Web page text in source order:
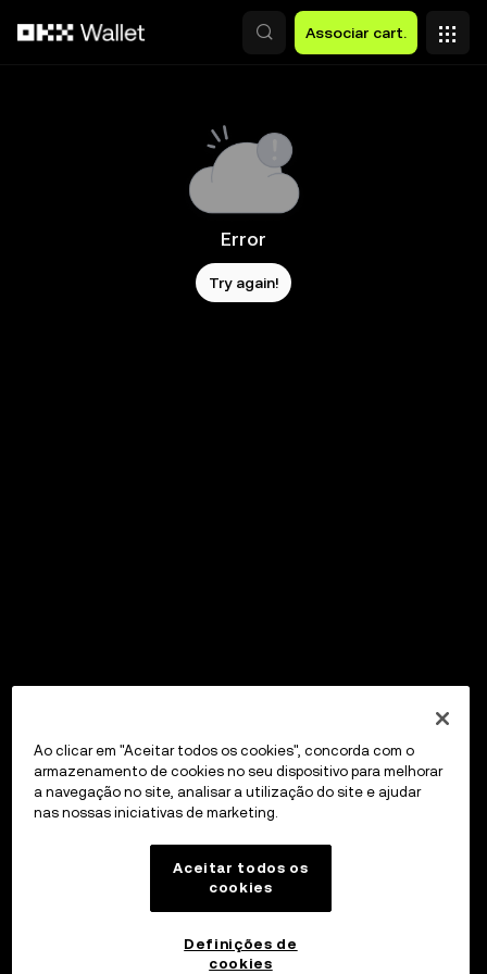
Associar cart.
Error
Try again!
Ao clicar em "Aceitar todos os cookies", concorda com o
armazenamento de cookies no seu dispositivo para melhorar
a navegação no site, analisar a utilização do site e ajudar
nas nossas iniciativas de marketing.
Aceitar todos os
cookies
Definições de
cookies